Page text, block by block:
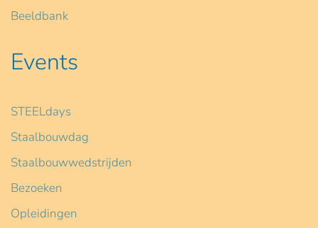
Beeldbank
Events
STEELdays
Staalbouwdag
Staalbouwwedstrijden
Bezoeken
Opleidingen